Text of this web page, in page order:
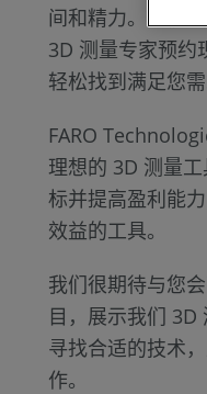
间和精力。我们
3D 测量专家预
轻松找到满足您
FARO
理想的 3D 测量
标并提高盈利能
效益的工具。
我们很期待与您
目，展示我们 3D
寻找合适的技术
作。